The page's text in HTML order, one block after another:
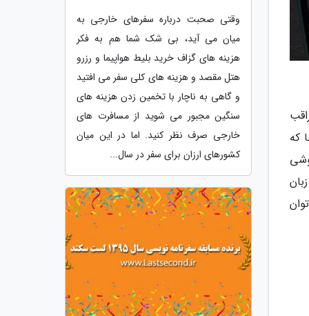
که
وقتی صحبت درباره سفرهای خارجی به
میان می آید، بی شک شما هم به فکر
هزینه های گزاف خرید بلیط هواپیما و رزرو
هتل مقصد و هزینه های کلی سفر می افتید
و گاهی به ناچار با تخمین زدن هزینه های
سنگین مجبور می شوید از مسافرت های
خارجی صرف نظر کنید. اما در این میان
کشورهای ارزان برای سفر در سال...